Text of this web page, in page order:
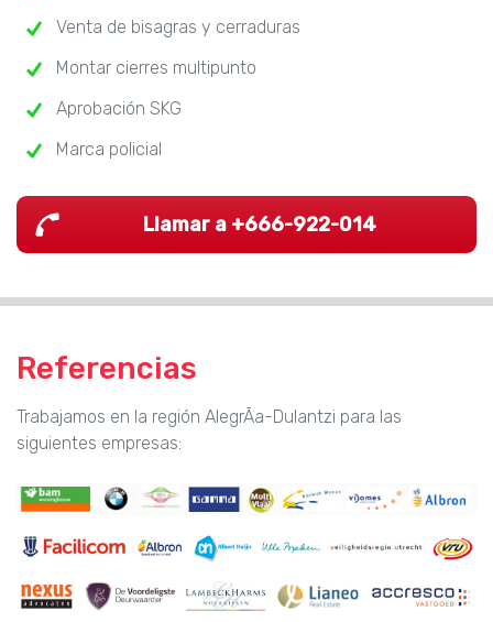
Venta de bisagras y cerraduras
Montar cierres multipunto
Aprobación SKG
Marca policial
Llamar a +666-922-014
Referencias
Trabajamos en la región AlegrÃ­a-Dulantzi para las
siguientes empresas: